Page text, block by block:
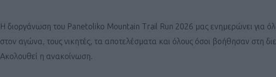
Η διοργάνωση του Panetoliko Mountain Trail Run 2026 μας ενημερώνει για
στον αγώνα, τους νικητές, τα αποτελέσματα και όλους όσοι βοήθησαν στη
Ακολουθεί η ανακοίνωση.